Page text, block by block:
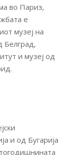
во Париз,
е
музеј на
Белград,
и музеј од
и од Бугарија